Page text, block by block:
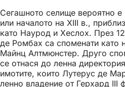
Сегашното селище вероятно е
или началото на XIII в.,
като Наурод и Хеслох. През
де Ромбах са споменати като
Майнц Алтмюнстер. Друго
се отнася до ленна
имотите, които Лутерус де
ленно владение от Герхард